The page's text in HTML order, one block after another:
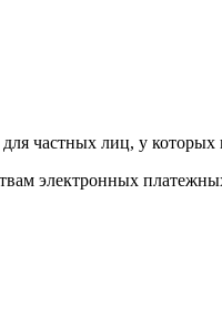
частных лиц, у которых
электронных